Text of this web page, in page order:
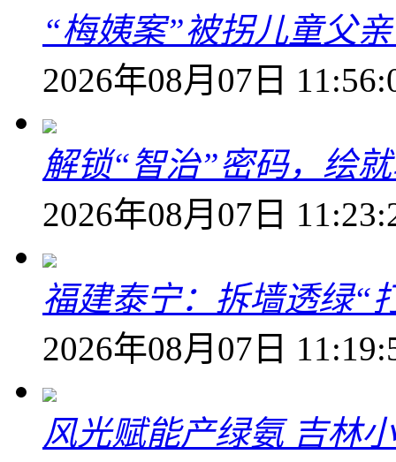
“梅姨案”被拐儿童父
2026年08月07日
解锁“智治”密码，绘
2026年08月07日
福建泰宁：拆墙透绿“
2026年08月07日
风光赋能产绿氨 吉林